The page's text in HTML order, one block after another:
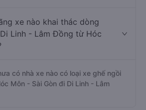
xe nào khai thác dòng
Linh - Lâm Đồng từ Hóc
có nhà xe nào có loại xe ghế ngồi
Môn - Sài Gòn đi Di Linh - Lâm